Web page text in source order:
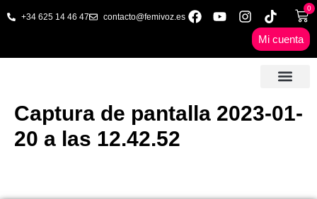
+34 625 14 46 47 contacto@femivoz.es
0
Mi cuenta
Captura de pantalla 2023-01-
20 a las 12.42.52